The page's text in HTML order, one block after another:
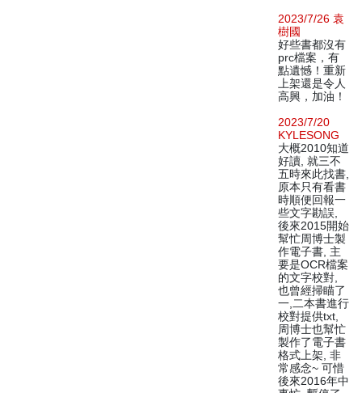
2023/7/26 袁
樹國
好些書都沒有
prc檔案，有
點遺憾！重新
上架還是令人
高興，加油！
2023/7/20
KYLESONG
大概2010知道
好讀, 就三不
五時來此找書,
原本只有看書
時順便回報一
些文字勘誤,
後來2015開始
幫忙周博士製
作電子書, 主
要是OCR檔案
的文字校對,
也曾經掃瞄了
一,二本書進行
校對提供txt,
周博士也幫忙
製作了電子書
格式上架, 非
常感念~ 可惜
後來2016年中